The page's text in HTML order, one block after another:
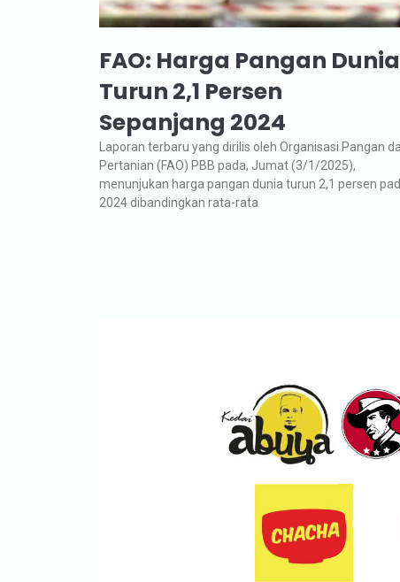
FAO: Harga Pangan Dunia
Turun 2,1 Persen
Sepanjang 2024
Laporan terbaru yang dirilis oleh Organisasi Pangan
Pertanian (FAO) PBB pada, Jumat (3/1/2025),
menunjukan harga pangan dunia turun 2,1 persen
2024 dibandingkan rata-rata